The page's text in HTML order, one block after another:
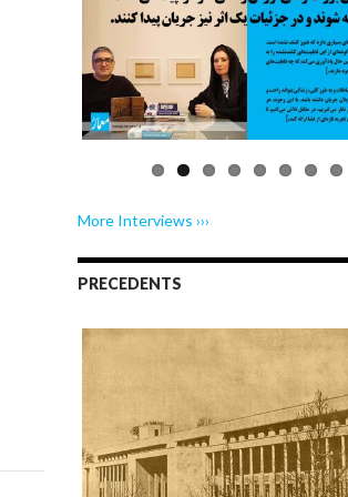
More Interviews ›››
PRECEDENTS